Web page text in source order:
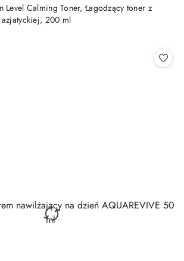
Level Calming Toner, Łagodzący toner z
azjatyckiej, 200 ml